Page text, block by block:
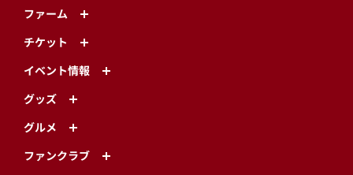
ファーム
チケット
イベント情報
グッズ
グルメ
ファンクラブ